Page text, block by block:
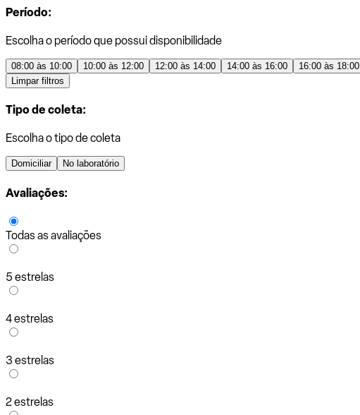
Período:
Escolha o período que possui disponibilidade
08:00 às 10:00 10:00 às 12:00 12:00 às 14:00 14:00 às 16:00 16:00 às 18:00
Limpar filtros
Tipo de coleta:
Escolha o tipo de coleta
Domiciliar No laboratório
Avaliações:
Todas as avaliações
5 estrelas
4 estrelas
3 estrelas
2 estrelas